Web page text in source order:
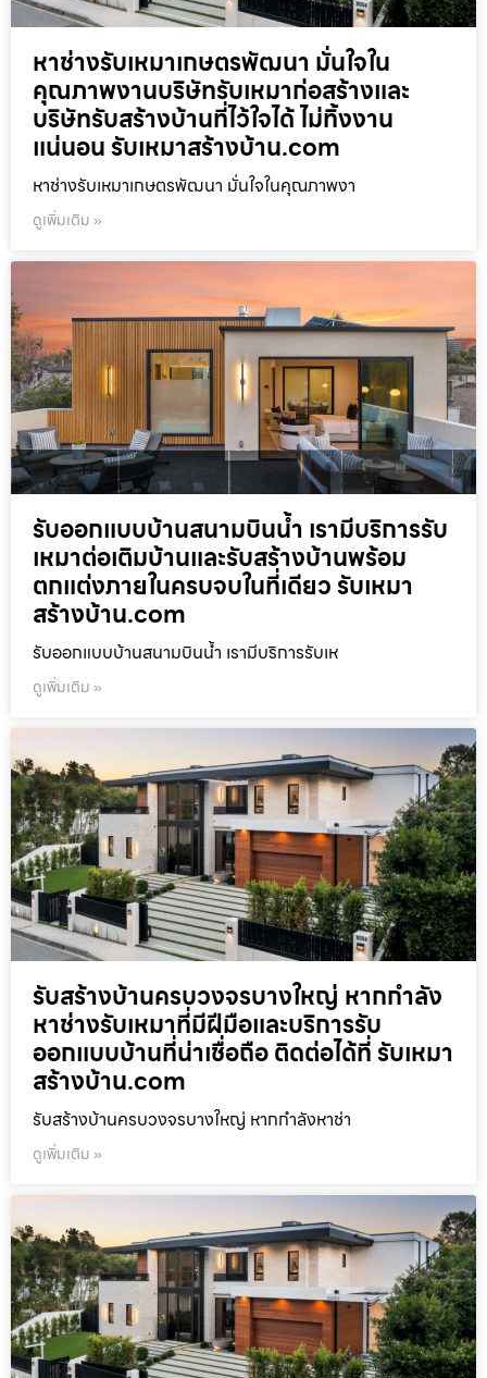
หาช่างรับเหมาเกษตรพัฒนา มั่นใจใน
คุณภาพงานบริษัทรับเหมาก่อสร้างและ
บริษัทรับสร้างบ้านที่ไว้ใจได้ ไม่ทิ้งงาน
แน่นอน รับเหมาสร้างบ้าน.com
หาช่างรับเหมาเกษตรพัฒนา มั่นใจในคุณภาพงา
ดูเพิ่มเติม »
รับออกแบบบ้านสนามบินน้ำ เรามีบริการรับ
เหมาต่อเติมบ้านและรับสร้างบ้านพร้อม
ตกแต่งภายในครบจบในที่เดียว รับเหมา
สร้างบ้าน.com
รับออกแบบบ้านสนามบินน้ำ เรามีบริการรับเห
ดูเพิ่มเติม »
รับสร้างบ้านครบวงจรบางใหญ่ หากกำลัง
หาช่างรับเหมาที่มีฝีมือและบริการรับ
ออกแบบบ้านที่น่าเชื่อถือ ติดต่อได้ที่ รับเหมา
สร้างบ้าน.com
รับสร้างบ้านครบวงจรบางใหญ่ หากกำลังหาช่า
ดูเพิ่มเติม »